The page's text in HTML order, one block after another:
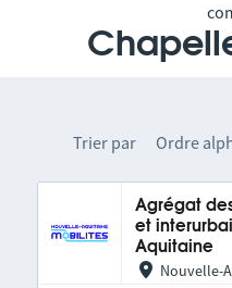
Trier par Ordre
Agrégat
et
Aquitaine
Nouvelle-